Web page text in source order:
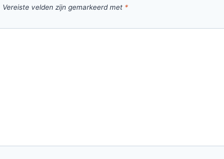
Vereiste velden zijn gemarkeerd met *